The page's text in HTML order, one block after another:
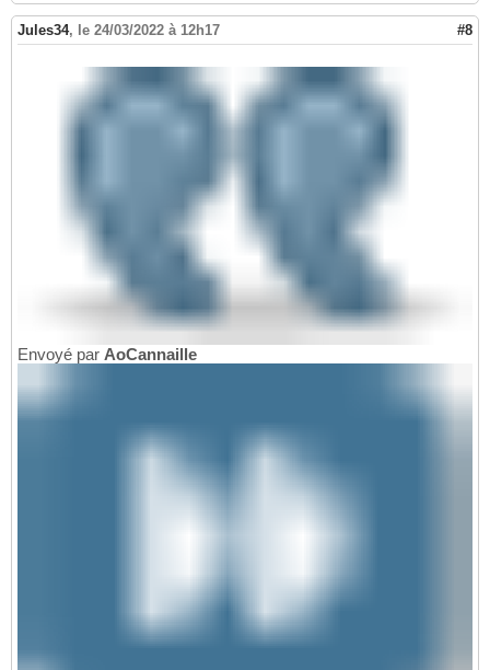
Jules34, le 24/03/2022 à 12h17 #8
Envoyé par AoCannaille